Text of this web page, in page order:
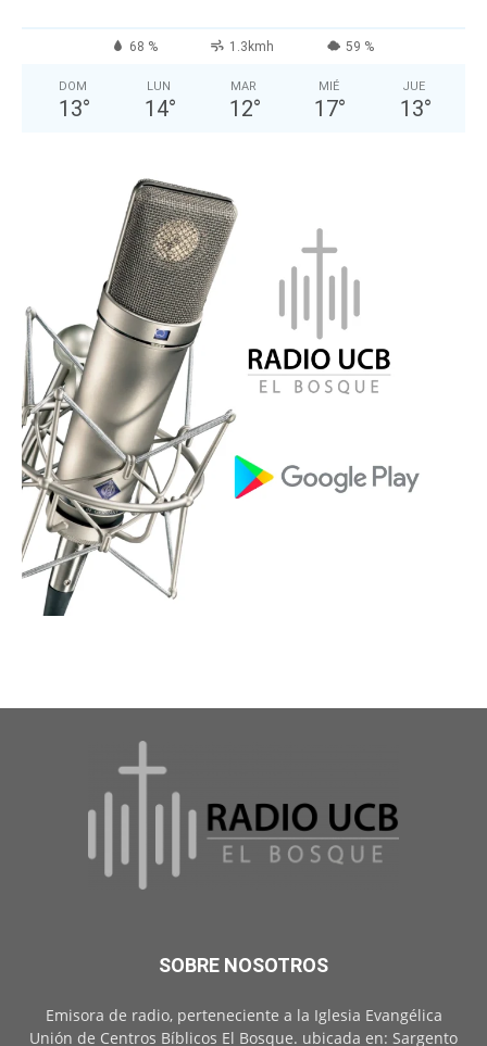
68 % 1.3kmh 59 %
DOM
13°
LUN
14°
MAR
12°
MIÉ
17°
JUE
13°
SOBRE NOSOTROS
Emisora de radio, perteneciente a la Iglesia Evangélica
Unión de Centros Bíblicos El Bosque. ubicada en: Sargento